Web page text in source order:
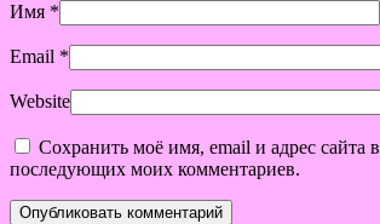
Имя *
Email *
Website
Сохранить моё имя, email и адрес сайта
последующих моих комментариев.